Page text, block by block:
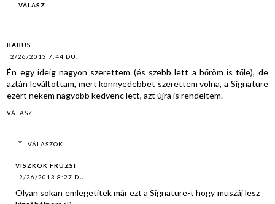
VÁLASZ
BABUS
2/26/2013 7:44 DU.
Én egy ideig nagyon szerettem (és szebb lett a bőröm is tőle), de
aztán leváltottam, mert könnyedebbet szerettem volna, a Signature
ezért nekem nagyobb kedvenc lett, azt újra is rendeltem.
VÁLASZ
VÁLASZOK
VISZKOK FRUZSI
2/26/2013 8:27 DU.
Olyan sokan emlegetitek már ezt a Signature-t hogy muszáj lesz